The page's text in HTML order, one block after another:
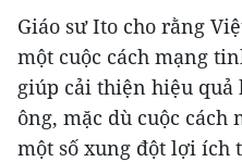
Giáo sư Ito cho rằng
một cuộc cách mạng
giúp cải thiện hiệu quả
ông, mặc dù cuộc cách
một số xung đột lợi ích